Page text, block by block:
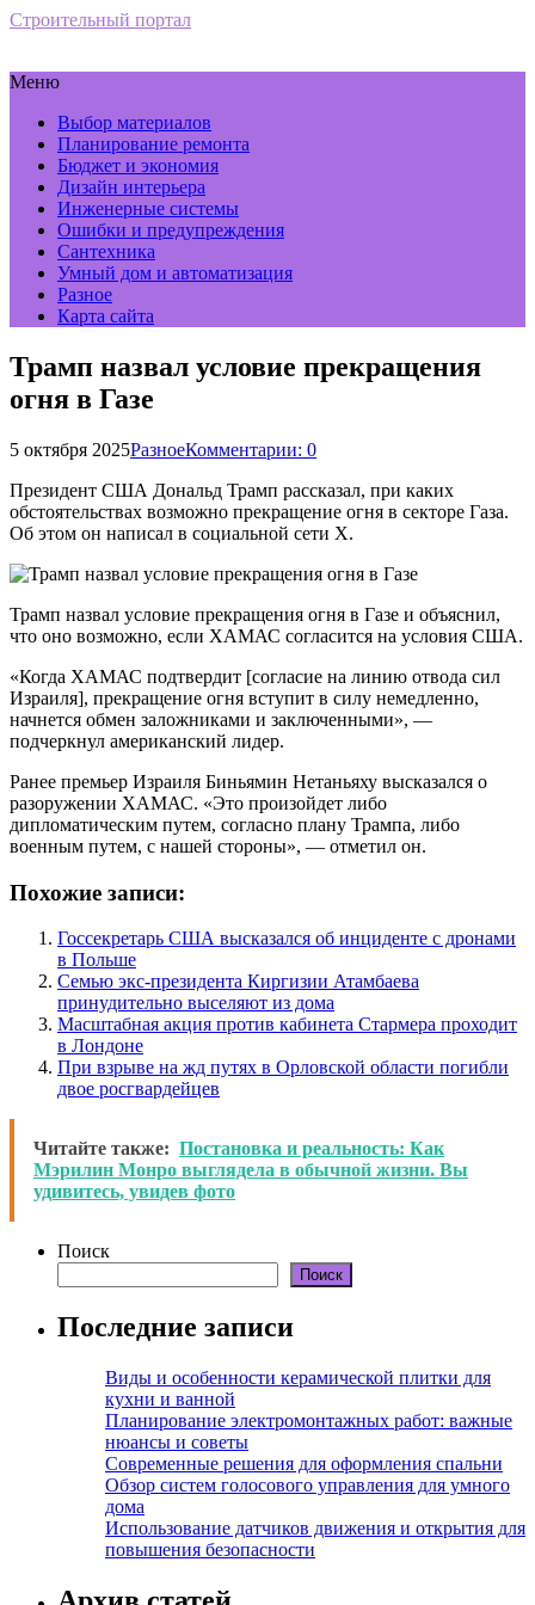
Строительный портал
Меню
Выбор материалов
Планирование ремонта
Бюджет и экономия
Дизайн интерьера
Инженерные системы
Ошибки и предупреждения
Сантехника
Умный дом и автоматизация
Разное
Карта сайта
Трамп назвал условие прекращения
огня в Газе
5 октября 2025РазноеКомментарии: 0
Президент США Дональд Трамп рассказал, при каких
обстоятельствах возможно прекращение огня в секторе Газа.
Об этом он написал в социальной сети Х.
Трамп назвал условие прекращения огня в Газе и объяснил,
что оно возможно, если ХАМАС согласится на условия США.
«Когда ХАМАС подтвердит [согласие на линию отвода сил
Израиля], прекращение огня вступит в силу немедленно,
начнется обмен заложниками и заключенными», —
подчеркнул американский лидер.
Ранее премьер Израиля Биньямин Нетаньяху высказался о
разоружении ХАМАС. «Это произойдет либо
дипломатическим путем, согласно плану Трампа, либо
военным путем, с нашей стороны», — отметил он.
Похожие записи:
Госсекретарь США высказался об инциденте с дронами
в Польше
Семью экс-президента Киргизии Атамбаева
принудительно выселяют из дома
Масштабная акция против кабинета Стармера проходит
в Лондоне
При взрыве на жд путях в Орловской области погибли
двое росгвардейцев
Читайте также: Постановка и реальность: Как
Мэрилин Монро выглядела в обычной жизни. Вы
удивитесь, увидев фото
Поиск
Поиск
Последние записи
Виды и особенности керамической плитки для
кухни и ванной
Планирование электромонтажных работ: важные
нюансы и советы
Современные решения для оформления спальни
Обзор систем голосового управления для умного
дома
Использование датчиков движения и открытия для
повышения безопасности